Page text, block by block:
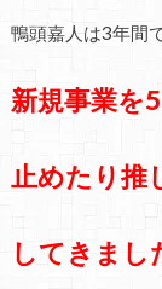
鴨頭嘉人は3年間
新規事業を
止めたり推
してきまし